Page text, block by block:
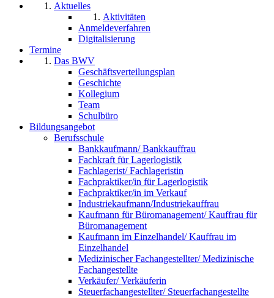
Aktuelles
Aktivitäten
Anmeldeverfahren
Digitalisierung
Termine
Das BWV
Geschäftsverteilungsplan
Geschichte
Kollegium
Team
Schulbüro
Bildungsangebot
Berufsschule
Bankkaufmann/ Bankkauffrau
Fachkraft für Lagerlogistik
Fachlagerist/ Fachlageristin
Fachpraktiker/in für Lagerlogistik
Fachpraktiker/in im Verkauf
Industriekaufmann/Industriekauffrau
Kaufmann für Büromanagement/ Kauffrau für
Büromanagement
Kaufmann im Einzelhandel/ Kauffrau im
Einzelhandel
Medizinischer Fachangestellter/ Medizinische
Fachangestellte
Verkäufer/ Verkäuferin
Steuerfachangestellter/ Steuerfachangestellte